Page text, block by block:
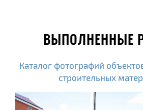
ВЫПОЛНЕННЫЕ
Каталог фотографий
строительных